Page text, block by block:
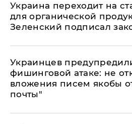
Украина переходит на
для органической
Зеленский подписал
Украинцев
фишинговой атаке: не
вложения писем якобы
почты"